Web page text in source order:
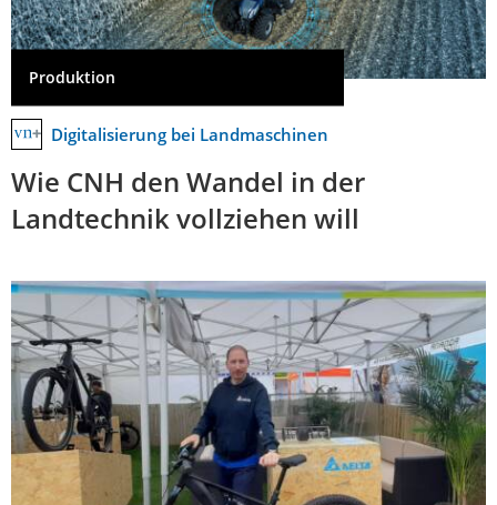
Produktion
Digitalisierung bei Landmaschinen
Wie CNH den Wandel in der
Landtechnik vollziehen will